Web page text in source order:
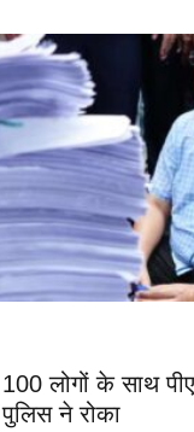
लोगों के साथ
ने रोका